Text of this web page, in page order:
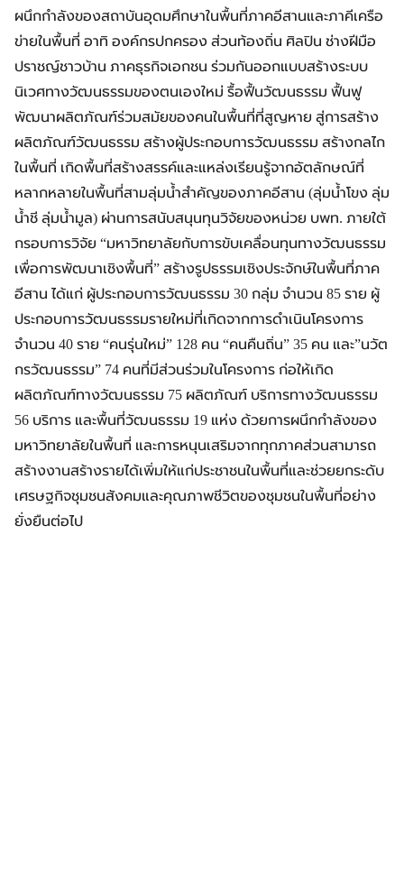
ผนึกกำลังของสถาบันอุดมศึกษาในพื้นที่ภาคอีสานและภาคีเครือ
ข่ายในพื้นที่ อาทิ องค์กรปกครอง ส่วนท้องถิ่น ศิลปิน ช่างฝีมือ
ปราชญ์ชาวบ้าน ภาคธุรกิจเอกชน ร่วมกันออกแบบสร้างระบบ
นิเวศทางวัฒนธรรมของตนเองใหม่ รื้อฟื้นวัฒนธรรม ฟื้นฟู
พัฒนาผลิตภัณฑ์ร่วมสมัยของคนในพื้นที่ที่สูญหาย สู่การสร้าง
ผลิตภัณฑ์วัฒนธรรม สร้างผู้ประกอบการวัฒนธรรม สร้างกลไก
ในพื้นที่ เกิดพื้นที่สร้างสรรค์และแหล่งเรียนรู้จากอัตลักษณ์ที่
หลากหลายในพื้นที่สามลุ่มน้ำสำคัญของภาคอีสาน (ลุ่มน้ำโขง ลุ่ม
น้ำชี ลุ่มน้ำมูล) ผ่านการสนับสนุนทุนวิจัยของหน่วย บพท. ภายใต้
กรอบการวิจัย “มหาวิทยาลัยกับการขับเคลื่อนทุนทางวัฒนธรรม
เพื่อการพัฒนาเชิงพื้นที่” สร้างรูปธรรมเชิงประจักษ์ในพื้นที่ภาค
อีสาน ได้แก่ ผู้ประกอบการวัฒนธรรม 30 กลุ่ม จำนวน 85 ราย ผู้
ประกอบการวัฒนธรรมรายใหม่ที่เกิดจากการดำเนินโครงการ
จำนวน 40 ราย “คนรุ่นใหม่” 128 คน “คนคืนถิ่น” 35 คน และ”นวัต
กรวัฒนธรรม” 74 คนที่มีส่วนร่วมในโครงการ ก่อให้เกิด
ผลิตภัณฑ์ทางวัฒนธรรม 75 ผลิตภัณฑ์ บริการทางวัฒนธรรม
56 บริการ และพื้นที่วัฒนธรรม 19 แห่ง ด้วยการผนึกกำลังของ
มหาวิทยาลัยในพื้นที่ และการหนุนเสริมจากทุกภาคส่วนสามารถ
สร้างงานสร้างรายได้เพิ่มให้แก่ประชาชนในพื้นที่และช่วยยกระดับ
เศรษฐกิจชุมชนสังคมและคุณภาพชีวิตของชุมชนในพื้นที่อย่าง
ยั่งยืนต่อไป